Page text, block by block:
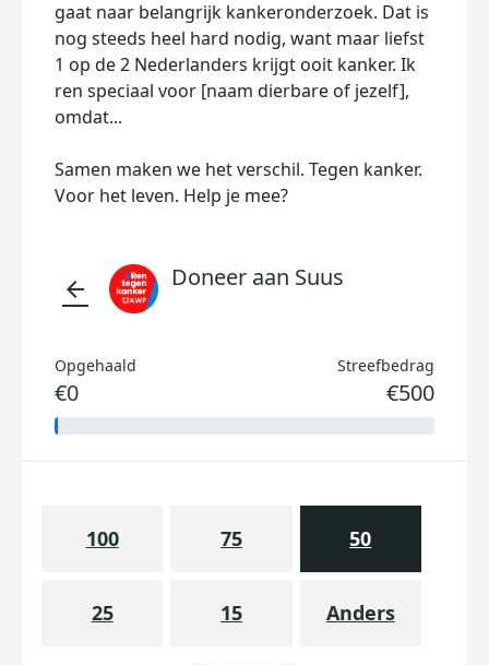
gaat naar belangrijk kankeronderzoek. Dat is
nog steeds heel hard nodig, want maar liefst
1 op de 2 Nederlanders krijgt ooit kanker. Ik
ren speciaal voor [naam dierbare of jezelf],
omdat...
Samen maken we het verschil. Tegen kanker.
Voor het leven. Help je mee?
arrow_back Doneer aan Suus
Opgehaald
€0
Streefbedrag
€500
100 75 50
25 15 Anders